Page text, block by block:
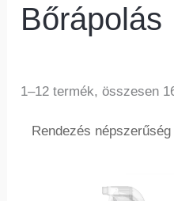
Bőrápolás
1–12 termék, összesen